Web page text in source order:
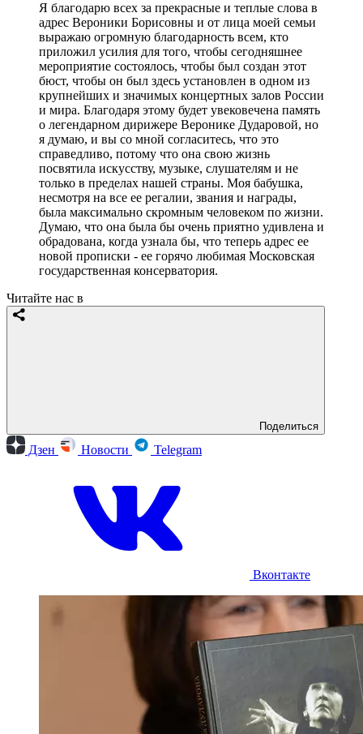
Я благодарю всех за прекрасные и теплые слова в
адрес Вероники Борисовны и от лица моей семьи
выражаю огромную благодарность всем, кто
приложил усилия для того, чтобы сегодняшнее
мероприятие состоялось, чтобы был создан этот
бюст, чтобы он был здесь установлен в одном из
крупнейших и значимых концертных залов России
и мира. Благодаря этому будет увековечена память
о легендарном дирижере Веронике Дударовой, но
я думаю, и вы со мной согласитесь, что это
справедливо, потому что она свою жизнь
посвятила искусству, музыке, слушателям и не
только в пределах нашей страны. Моя бабушка,
несмотря на все ее регалии, звания и награды,
была максимально скромным человеком по жизни.
Думаю, что она была бы очень приятно удивлена и
обрадована, когда узнала бы, что теперь адрес ее
новой прописки - ее горячо любимая Московская
государственная консерватория.
Читайте нас в
Поделиться
Дзен Новости Telegram
Вконтакте